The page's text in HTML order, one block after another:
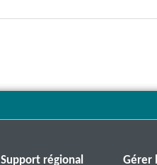
Support régional Gérer